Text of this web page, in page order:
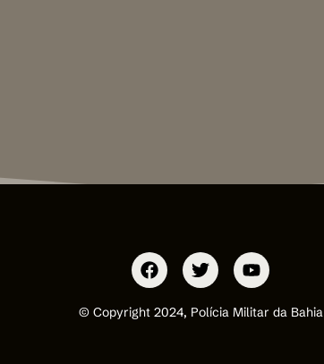
© Copyright 2024, Polícia Militar da Bahia